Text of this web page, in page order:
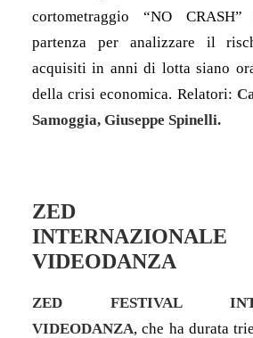
cortometraggio “NO
partenza per analizzare il
acquisiti in anni di lotta siano
della crisi economica. Relatori:
Samoggia, Giuseppe Spinelli.
ZED
INTERNAZIONALE
VIDEODANZA
ZED FESTIVAL
VIDEODANZA, che ha durata